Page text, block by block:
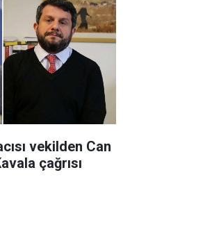
vekilden Can
çağrısı